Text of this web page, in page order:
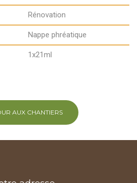
Rénovation
Nappe phréatique
1x21ml
AUX CHANTIERS